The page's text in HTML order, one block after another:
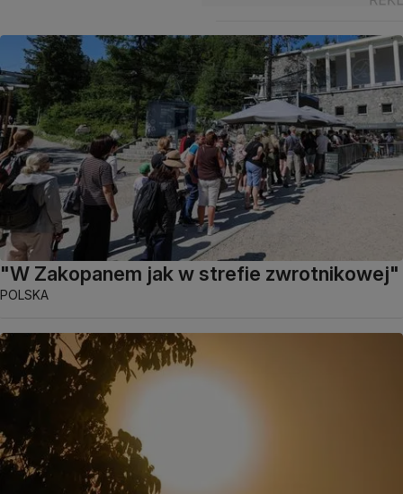
"W Zakopanem jak w strefie zwrotnikowej"
POLSKA